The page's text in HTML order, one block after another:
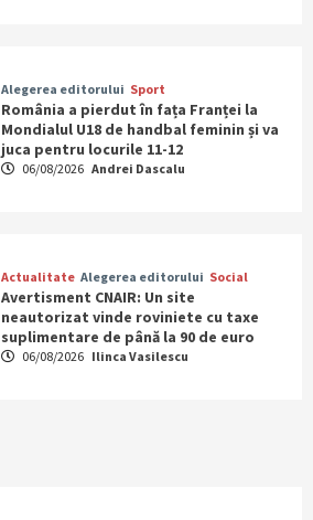
Alegerea editorului Sport
România a pierdut în fața Franței la
Mondialul U18 de handbal feminin și va
juca pentru locurile 11-12
06/08/2026 Andrei Dascalu
Actualitate Alegerea editorului Social
Avertisment CNAIR: Un site
neautorizat vinde roviniete cu taxe
suplimentare de până la 90 de euro
06/08/2026 Ilinca Vasilescu